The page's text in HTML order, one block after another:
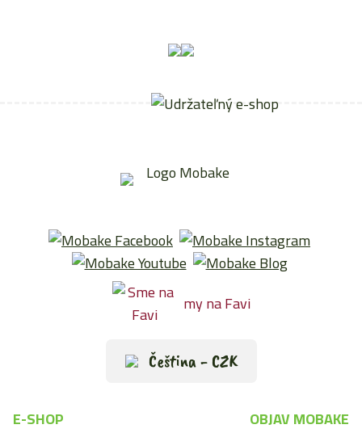
my na Favi
Čeština - CZK
E-SHOP OBJAV MOBAKE